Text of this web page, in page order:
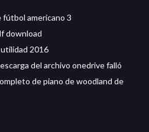
fútbol americano 3
download
2016
del archivo onedrive falló
de piano de woodland de